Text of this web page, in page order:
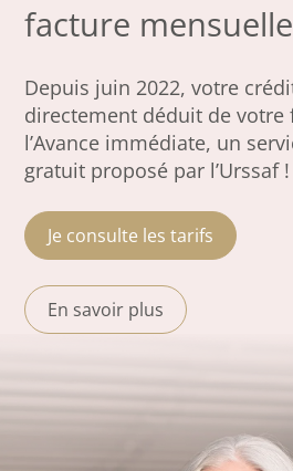
facture
Depuis juin 2022, votre
directement déduit de votre
l’Avance immédiate, un
gratuit proposé par l’Urssaf !
Je consulte les tarifs
En savoir plus